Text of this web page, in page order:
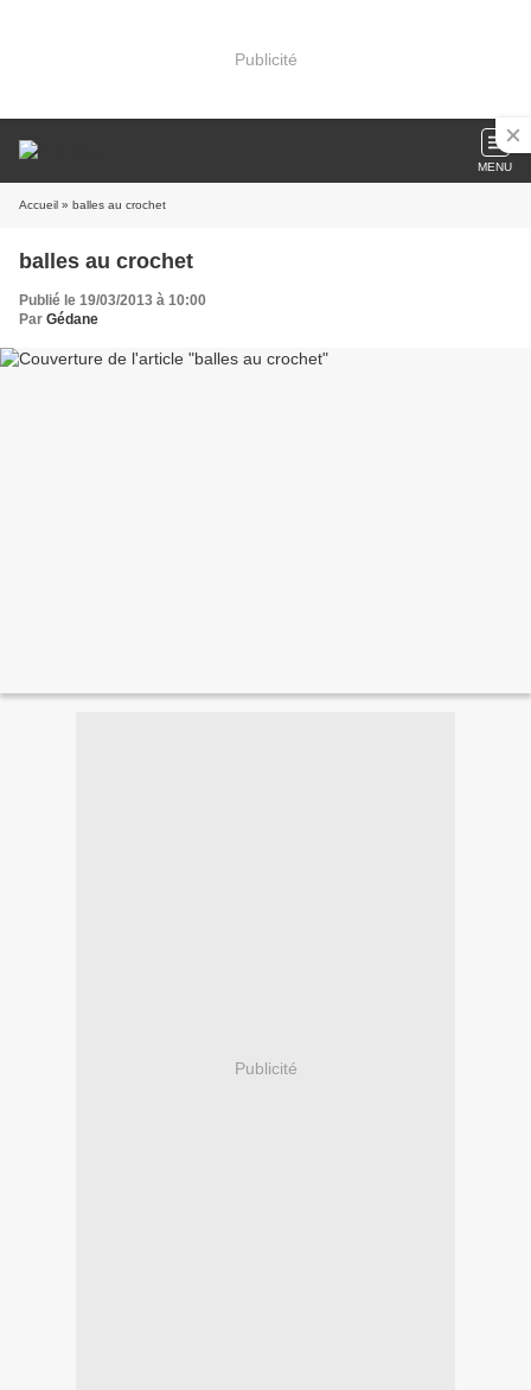
Publicité
MENU
Accueil » balles au crochet
balles au crochet
Publié le 19/03/2013 à 10:00
Par Gédane
Publicité